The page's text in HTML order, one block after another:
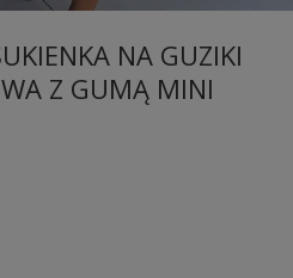
NA GUZIKI
Z GUMĄ MINI